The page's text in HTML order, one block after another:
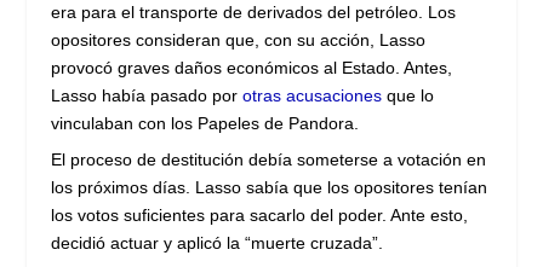
era para el transporte de derivados del petróleo. Los
opositores consideran que, con su acción, Lasso
provocó graves daños económicos al Estado. Antes,
Lasso había pasado porotras acusaciones que lo
vinculaban con los Papeles de Pandora.
El proceso de destitución debía someterse a votación en
los próximos días. Lasso sabía que los opositores tenían
los votos suficientes para sacarlo del poder. Ante esto,
decidió actuar y aplicó la “muerte cruzada”.